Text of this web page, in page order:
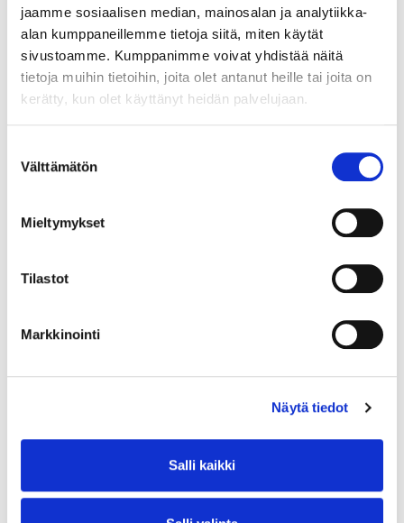
jaamme sosiaalisen median, mainosalan ja analytiikka-
alan kumppaneillemme tietoja siitä, miten käytät
sivustoamme. Kumppanimme voivat yhdistää näitä
tietoja muihin tietoihin, joita olet antanut heille tai joita on
kerätty, kun olet käyttänyt heidän palvelujaan.
valinta
Välttämätön
Mieltymykset
Tilastot
Markkinointi
Näytä tiedot
Salli kaikki